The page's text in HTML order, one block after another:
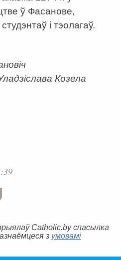
ў Фасанове,
і тэолагаў.
Козела
Catholic.by спасылка
з умовамі